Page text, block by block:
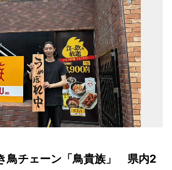
鳥チェーン「鳥貴族」 県内2